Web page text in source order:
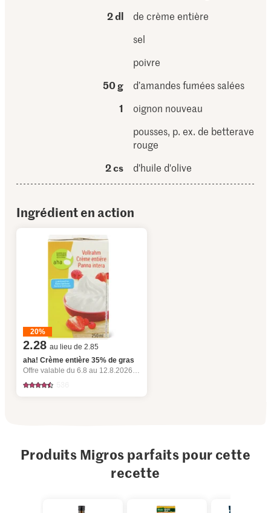
2 dl
de crème entière
sel
poivre
50 g
d’amandes fumées salées
1
oignon nouveau
pousses, p. ex. de betterave
rouge
2 cs
d'huile d'olive
Ingrédient en action
20%
2.28 au lieu de 2.85
aha! Crème entière 35% de gras
Offre valable du 6.8 au 12.8.2026, jusqu’à épuisement du stock.
Produits Migros parfaits pour cette
recette